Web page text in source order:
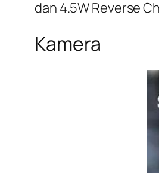
dan 4.5W Reverse
Kamera